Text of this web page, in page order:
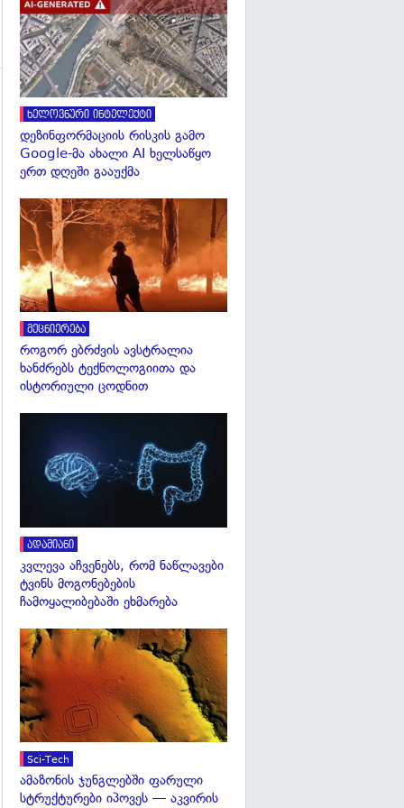
ხელოვნური ინტელექტი
დეზინფორმაციის რისკის გამო
Google-მა ახალი AI ხელსაწყო
ერთ დღეში გააუქმა
მეცნიერება
როგორ ებრძვის ავსტრალია
ხანძრებს ტექნოლოგიითა და
ისტორიული ცოდნით
ადამიანი
კვლევა აჩვენებს, რომ ნაწლავები
ტვინს მოგონებების
ჩამოყალიბებაში ეხმარება
Sci-Tech
ამაზონის ჯუნგლებში ფარული
სტრუქტურები იპოვეს — აკვირის